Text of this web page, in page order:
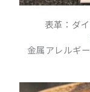
表革：ダ
金属アレルギ